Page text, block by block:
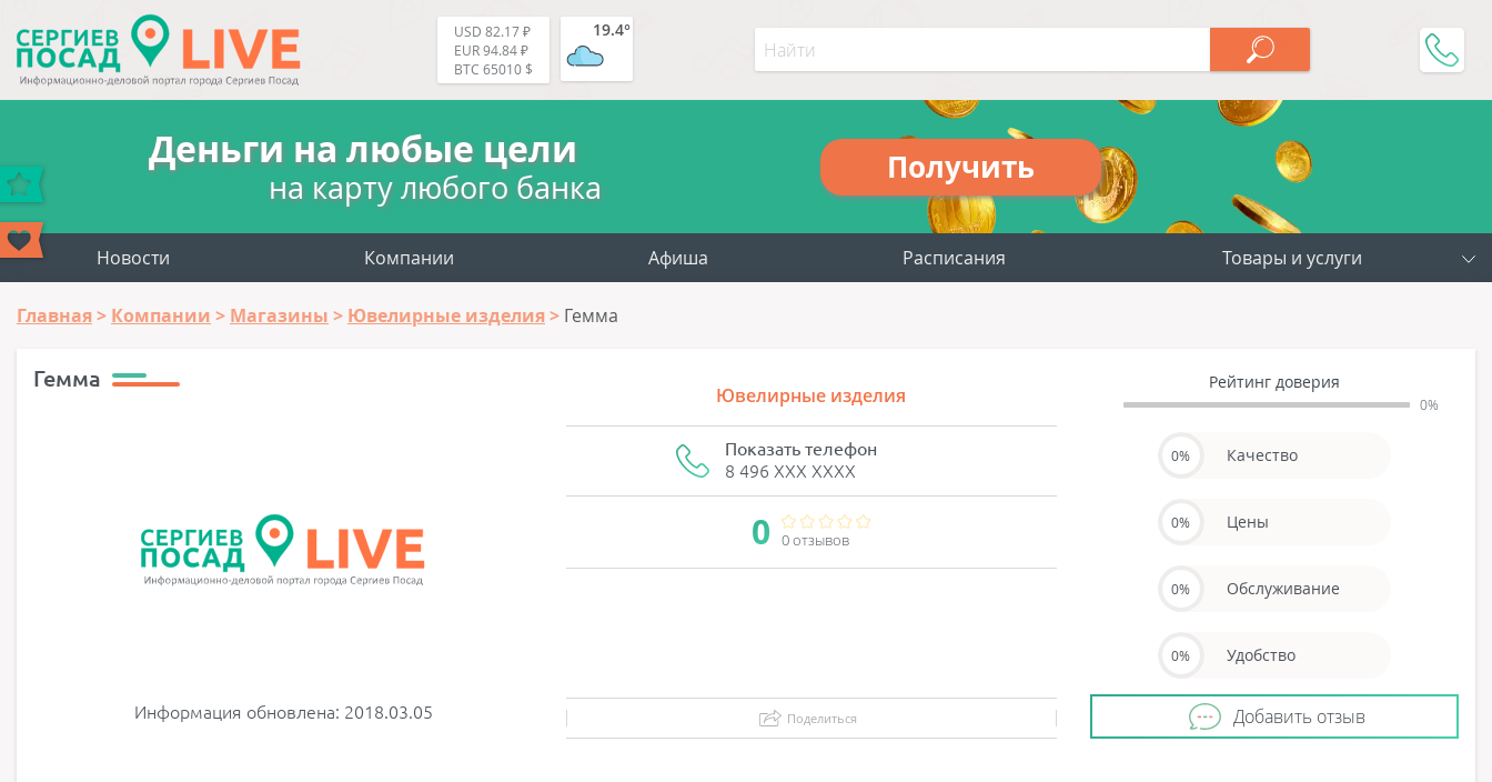
USD 82.17 ₽
EUR 94.84 ₽
BTC 65010 $
19.4°
Деньги на любые цели
на карту любого банка
Получить
Новости Компании Афиша Расписания Товары и услуги
Главная Компании Магазины Ювелирные изделия Гемма
Гемма
Информация обновлена: 2018.03.05
Ювелирные изделия
Показать телефон
8 496 XXX XXXX
0 0 отзывов
Поделиться
Рейтинг доверия
0%
0% Качество
0% Цены
0% Обслуживание
0% Удобство
Добавить отзыв